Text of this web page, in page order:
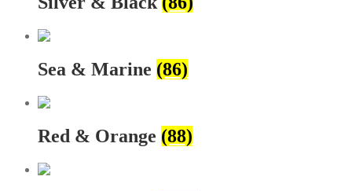
Sea & Marine (86)
Red & Orange (88)